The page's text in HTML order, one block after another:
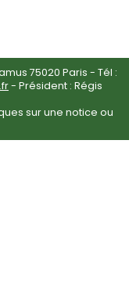
75020 Paris - Tél :
- Président : Régis
sur une notice ou